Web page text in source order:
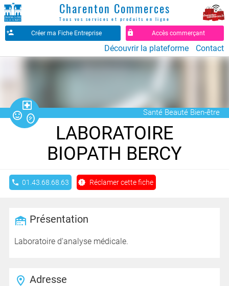
Charenton Commerces
Tous vos services et produits en ligne
Créer ma Fiche Entreprise Accès commerçant
Découvrir la plateforme Contact
󰿷
󰇵 󱇽
Santé Beauté Bien-être
LABORATOIRE
BIOPATH BERCY
01.43.68.68.63 Réclamer cette fiche
Présentation
Laboratoire d'analyse médicale.
Adresse